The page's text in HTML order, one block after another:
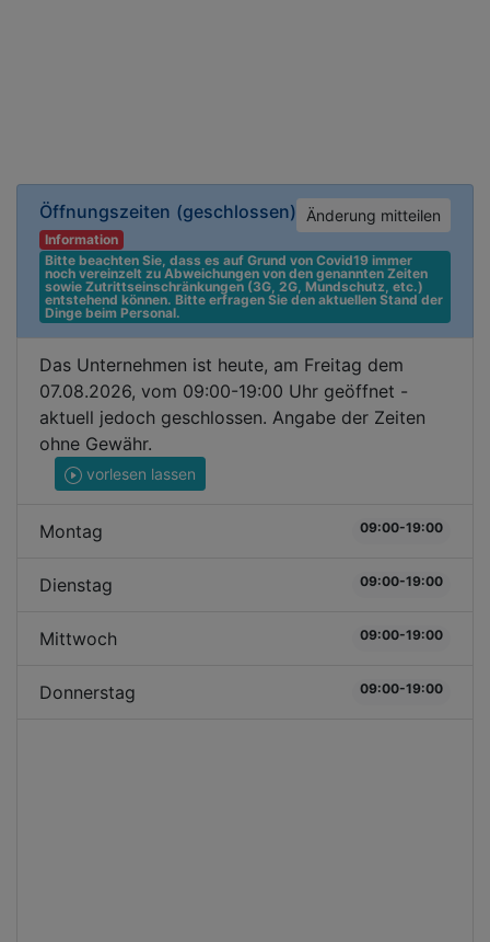
Öffnungszeiten (geschlossen) Änderung mitteilen
Information
Bitte beachten Sie, dass es auf Grund von Covid19 immer
noch vereinzelt zu Abweichungen von den genannten Zeiten
sowie Zutrittseinschränkungen (3G, 2G, Mundschutz, etc.)
entstehend können. Bitte erfragen Sie den aktuellen Stand der
Dinge beim Personal.
Das Unternehmen ist heute, am Freitag dem
07.08.2026, vom 09:00-19:00 Uhr geöffnet -
aktuell jedoch geschlossen. Angabe der Zeiten
ohne Gewähr.
vorlesen lassen
Montag 09:00-19:00
Dienstag 09:00-19:00
Mittwoch 09:00-19:00
Donnerstag 09:00-19:00